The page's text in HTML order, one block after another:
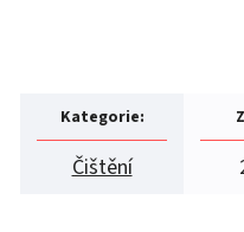
Kategorie:
Čištění